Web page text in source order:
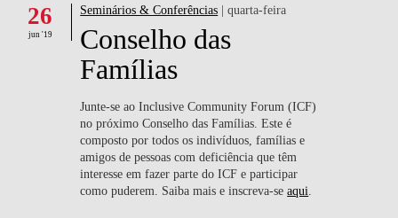
DOCENTES E INVESTIGAÇÃO
COMUNIDADE
LIFE AT NOVA SBE
WHAT'S HAPPENING
26
jun '19
Seminários & Conferências | quarta-feira
Conselho das
Famílias
Junte-se ao Inclusive Community Forum (ICF)
no próximo Conselho das Famílias. Este é
composto por todos os indivíduos, famílias e
amigos de pessoas com deficiência que têm
interesse em fazer parte do ICF e participar
como puderem. Saiba mais e inscreva-seaqui